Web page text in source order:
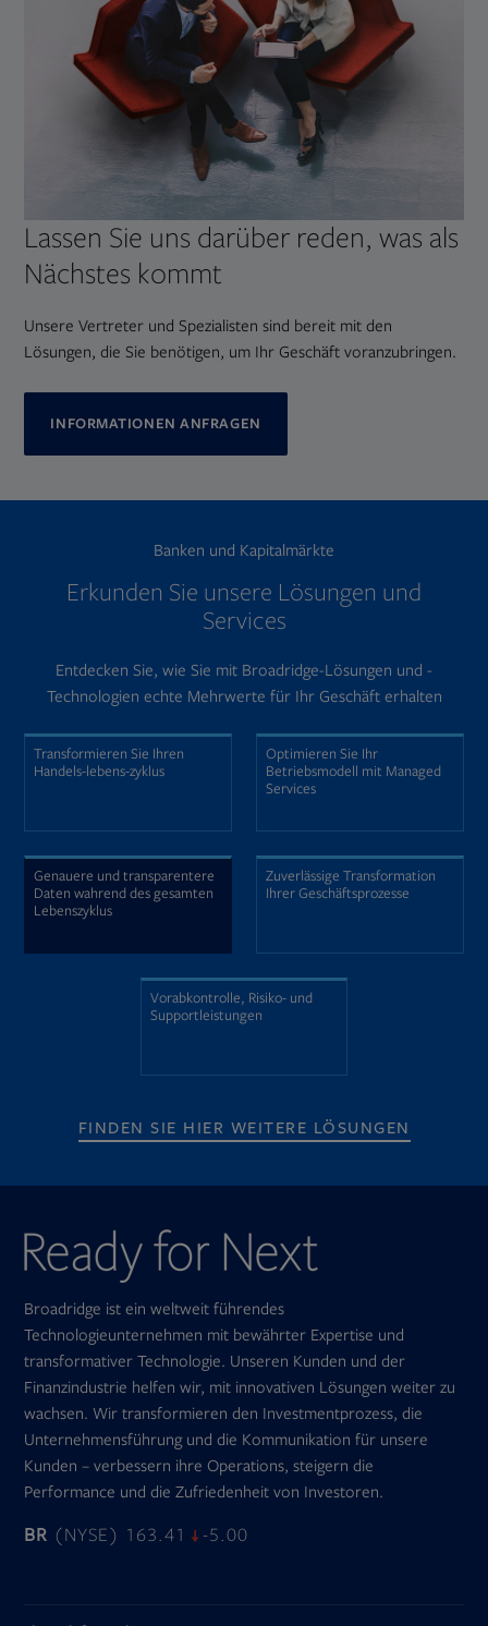
Lassen Sie uns darüber reden, was als
Nächstes kommt
Unsere Vertreter und Spezialisten sind bereit mit den
Lösungen, die Sie benötigen, um Ihr Geschäft voranzubringen.
INFORMATIONEN ANFRAGEN
Banken und Kapitalmärkte
Erkunden Sie unsere Lösungen und
Services
Entdecken Sie, wie Sie mit Broadridge-Lösungen und -
Technologien echte Mehrwerte für Ihr Geschäft erhalten
Transformieren Sie Ihren
Handels-lebens-zyklus
Optimieren Sie Ihr
Betriebsmodell mit Managed
Services
Genauere und transparentere
Daten wahrend des gesamten
Lebenszyklus
Zuverlässige Transformation
Ihrer Geschäftsprozesse
Vorabkontrolle, Risiko- und
Supportleistungen
FINDEN SIE HIER WEITERE LÖSUNGEN
Broadridge ist ein weltweit führendes
Technologieunternehmen mit bewährter Expertise und
transformativer Technologie. Unseren Kunden und der
Finanzindustrie helfen wir, mit innovativen Lösungen weiter zu
wachsen. Wir transformieren den Investmentprozess, die
Unternehmensführung und die Kommunikation für unsere
Kunden – verbessern ihre Operations, steigern die
Performance und die Zufriedenheit von Investoren.
BR (NYSE) 163.41 -5.00